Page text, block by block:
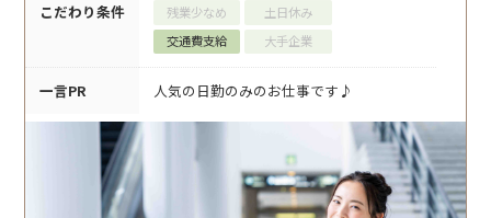
こだわり条件
残業少なめ
土日休み
交通費支給
大手企業
一言PR 人気の日勤のみのお仕事です♪